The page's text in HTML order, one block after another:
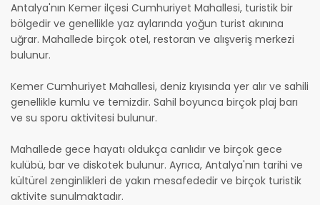
Antalya'nın Kemer ilçesi Cumhuriyet Mahallesi, turistik bir
bölgedir ve genellikle yaz aylarında yoğun turist akınına
uğrar. Mahallede birçok otel, restoran ve alışveriş merkezi
bulunur.
Kemer Cumhuriyet Mahallesi, deniz kıyısında yer alır ve sahili
genellikle kumlu ve temizdir. Sahil boyunca birçok plaj barı
ve su sporu aktivitesi bulunur.
Mahallede gece hayatı oldukça canlıdır ve birçok gece
kulübü, bar ve diskotek bulunur. Ayrıca, Antalya'nın tarihi ve
kültürel zenginlikleri de yakın mesafededir ve birçok turistik
aktivite sunulmaktadır.